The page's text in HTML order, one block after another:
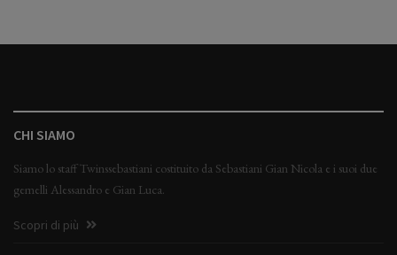
CHI SIAMO
Siamo lo staff Twinssebastiani costituito da Sebastiani Gian Nicola e i suoi due
gemelli Alessandro e Gian Luca.
Scopri di più